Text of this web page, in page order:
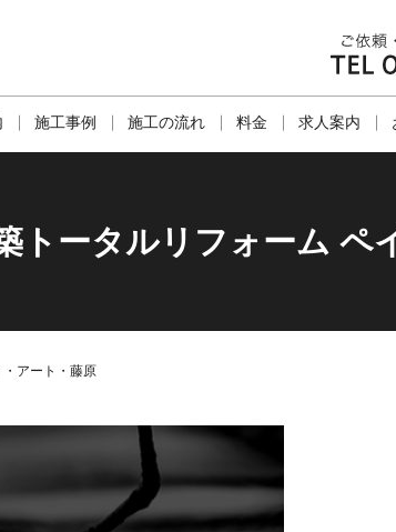
施工事例 施工の流れ 料金 求人案内
トータルリフォーム ペ
アート・藤原